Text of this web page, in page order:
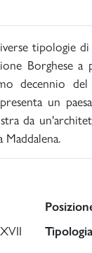
tipologie
Borghese a
decennio
un
da
Tipologia